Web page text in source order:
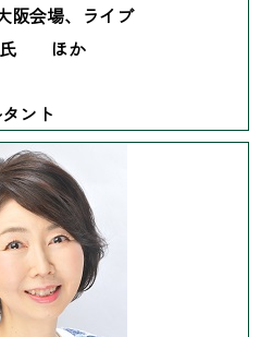
阪会場、ライブ
氏 ほか
ント